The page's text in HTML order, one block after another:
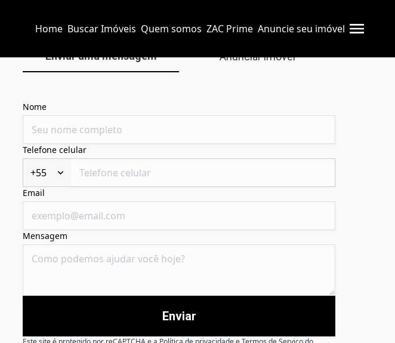
Home Buscar Imóveis Quem somos ZAC Prime Anuncie seu imóvel
Enviar uma mensagem Anunciar imóvel
Nome
Telefone celular
+55
Email
Mensagem
Enviar